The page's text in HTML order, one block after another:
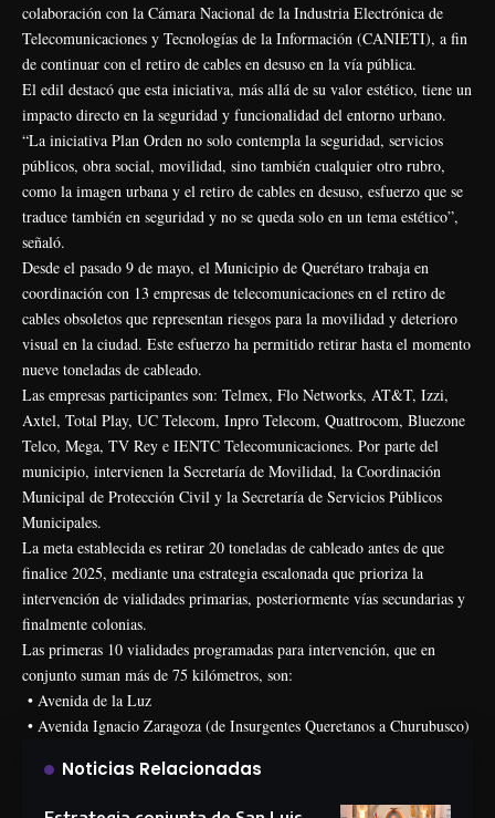
colaboración con la Cámara Nacional de la Industria Electrónica de
Telecomunicaciones y Tecnologías de la Información (CANIETI), a fin
de continuar con el retiro de cables en desuso en la vía pública.
El edil destacó que esta iniciativa, más allá de su valor estético, tiene un
impacto directo en la seguridad y funcionalidad del entorno urbano.
“La iniciativa Plan Orden no solo contempla la seguridad, servicios
públicos, obra social, movilidad, sino también cualquier otro rubro,
como la imagen urbana y el retiro de cables en desuso, esfuerzo que se
traduce también en seguridad y no se queda solo en un tema estético”,
señaló.
Desde el pasado 9 de mayo, el Municipio de Querétaro trabaja en
coordinación con 13 empresas de telecomunicaciones en el retiro de
cables obsoletos que representan riesgos para la movilidad y deterioro
visual en la ciudad. Este esfuerzo ha permitido retirar hasta el momento
nueve toneladas de cableado.
Las empresas participantes son: Telmex, Flo Networks, AT&T, Izzi,
Axtel, Total Play, UC Telecom, Inpro Telecom, Quattrocom, Bluezone
Telco, Mega, TV Rey e IENTC Telecomunicaciones. Por parte del
municipio, intervienen la Secretaría de Movilidad, la Coordinación
Municipal de Protección Civil y la Secretaría de Servicios Públicos
Municipales.
La meta establecida es retirar 20 toneladas de cableado antes de que
finalice 2025, mediante una estrategia escalonada que prioriza la
intervención de vialidades primarias, posteriormente vías secundarias y
finalmente colonias.
Las primeras 10 vialidades programadas para intervención, que en
conjunto suman más de 75 kilómetros, son:
• Avenida de la Luz
• Avenida Ignacio Zaragoza (de Insurgentes Queretanos a Churubusco)
Noticias Relacionadas